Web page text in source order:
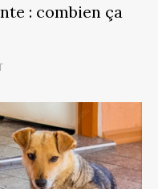
: combien ça